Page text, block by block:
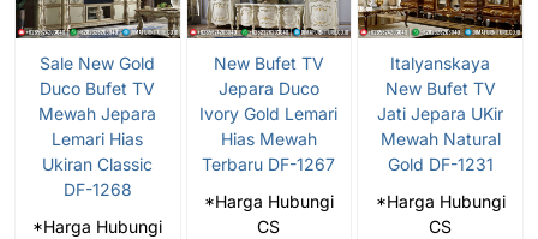
Sale New Gold
Duco Bufet TV
Mewah Jepara
Lemari Hias
Ukiran Classic
DF-1268
*Harga Hubungi
New Bufet TV
Jepara Duco
Ivory Gold Lemari
Hias Mewah
Terbaru DF-1267
*Harga Hubungi
CS
Italyanskaya
New Bufet TV
Jati Jepara UKir
Mewah Natural
Gold DF-1231
*Harga Hubungi
CS